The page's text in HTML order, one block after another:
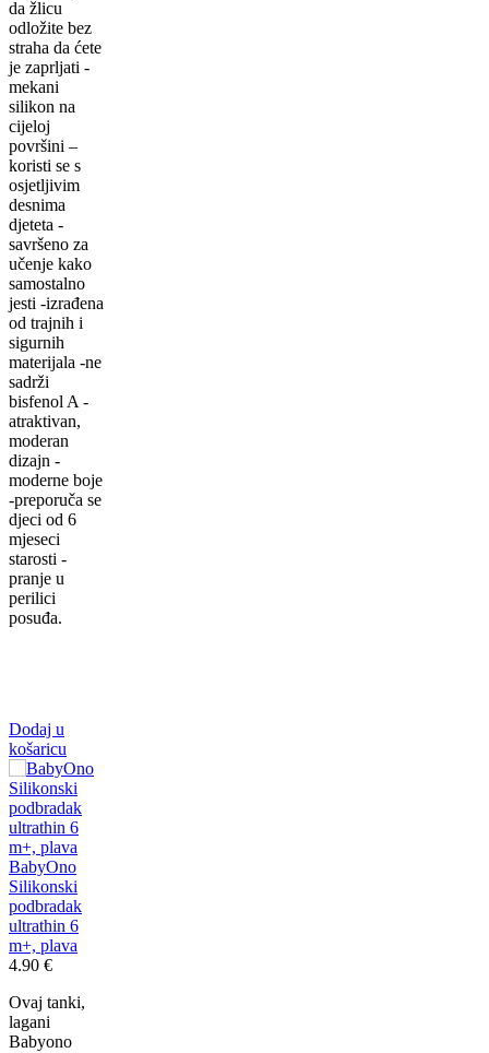
da žlicu
odložite bez
straha da ćete
je zaprljati -
mekani
silikon na
cijeloj
površini –
koristi se s
osjetljivim
desnima
djeteta -
savršeno za
učenje kako
samostalno
jesti -izrađena
od trajnih i
sigurnih
materijala -ne
sadrži
bisfenol A -
atraktivan,
moderan
dizajn -
moderne boje
-preporuča se
djeci od 6
mjeseci
starosti -
pranje u
perilici
posuđa.
Dodaj u
košaricu
BabyOno
Silikonski
podbradak
ultrathin 6
m+, plava
4.90 €
Ovaj tanki,
lagani
Babyono